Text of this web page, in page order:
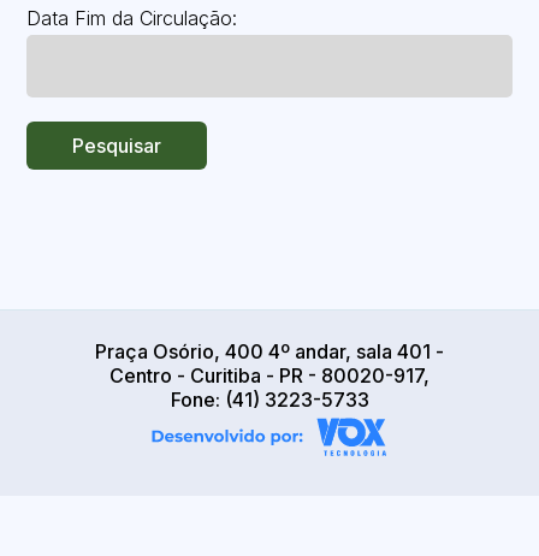
Data Fim da Circulação:
Pesquisar
Praça Osório, 400 4º andar, sala 401 -
Centro - Curitiba - PR - 80020-917,
Fone: (41) 3223-5733